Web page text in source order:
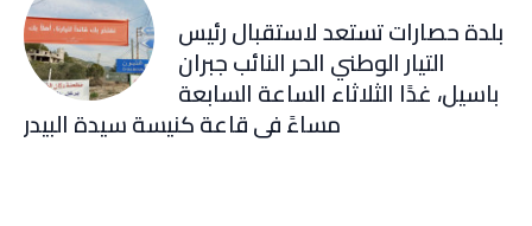
بلدة حصارات تستعد لاستقبال رئيس
التيار الوطني الحر النائب جبران
باسيل، غدًا الثلاثاء الساعة السابعة
مساءً في قاعة كنيسة سيدة البيدر